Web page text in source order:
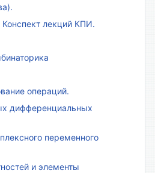
Конспект лекций КПИ.
операций.
дифференциальных
переменного
и элементы